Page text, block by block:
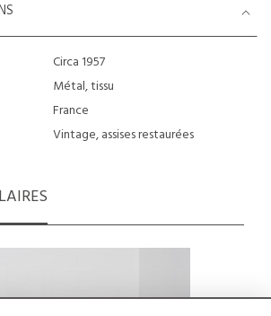
Circa 1957
Métal, tissu
France
Vintage, assises restaurées